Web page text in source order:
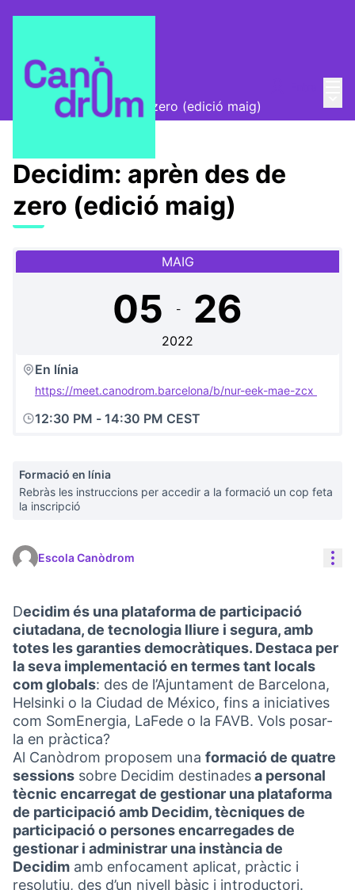
Escola Canòdrom
Decidim: aprèn des de zero (edició maig)
Decidim: aprèn des de
zero (edició maig)
MAIG
05 - 26
2022
En línia
https://meet.canodrom.barcelona/b/nur-eek-mae-zcx
12:30 PM - 14:30 PM CEST
Formació en línia
Rebràs les instruccions per accedir a la formació un cop feta
la inscripció
Escola Canòdrom
Decidim és una plataforma de participació
ciutadana, de tecnologia lliure i segura, amb
totes les garanties democràtiques. Destaca per
la seva implementació en termes tant locals
com globals: des de l’Ajuntament de Barcelona,
Helsinki o la Ciudad de México, fins a iniciatives
com SomEnergia, LaFede o la FAVB. Vols posar-
la en pràctica?
Al Canòdrom proposem una formació de quatre
sessions sobre Decidim destinadesa personal
tècnic encarregat de gestionar una plataforma
de participació amb Decidim, tècniques de
participació o persones encarregades de
gestionar i administrar una instància de
Decidim amb enfocament aplicat, pràctic i
resolutiu, des d’un nivell bàsic i introductori.